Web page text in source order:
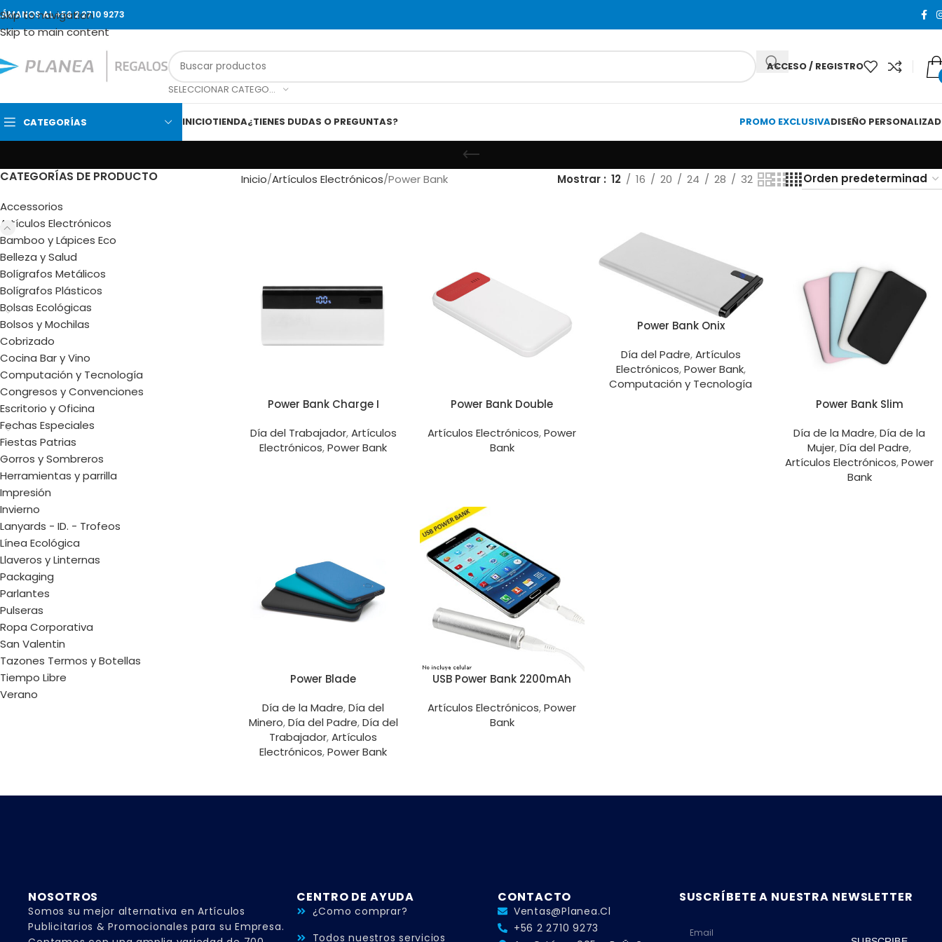
Skip to navigation
Skip to main content
AL +56 2 2710 9273
SELECCIONAR CATEGORÍA
ACCESO / REGISTRO
CATEGORÍAS INICIOTIENDA¿TIENES DUDAS O PREGUNTAS? PROMO EXCLUSIVADISEÑO
CATEGORÍAS DE PRODUCTO
Accessorios
Artículos Electrónicos
Bamboo y Lápices Eco
Belleza y Salud
Bolígrafos Metálicos
Bolígrafos Plásticos
Bolsas Ecológicas
Bolsos y Mochilas
Cobrizado
Cocina Bar y Vino
Computación y Tecnología
Congresos y Convenciones
Escritorio y Oficina
Fechas Especiales
Fiestas Patrias
Gorros y Sombreros
Herramientas y parrilla
Impresión
Invierno
Lanyards - ID. - Trofeos
Línea Ecológica
Llaveros y Linternas
Packaging
Parlantes
Pulseras
Ropa Corporativa
San Valentin
Tazones Termos y Botellas
Tiempo Libre
Verano
Inicio Artículos Electrónicos Power Bank Mostrar 12 16 20 24 28 32
Power Bank Charge I
Día del Trabajador,Artículos
Electrónicos,Power Bank
Power Bank Double
Artículos Electrónicos,Power
Bank
Power Bank Onix
Día del Padre,Artículos
Electrónicos,Power Bank,
Computación y Tecnología
Power Bank Slim
Día de la Madre,Día de la
Mujer,Día del Padre,
Artículos Electrónicos,Power
Bank
Power Blade
Día de la Madre,Día del
Minero,Día del Padre,Día del
Trabajador,Artículos
Electrónicos,Power Bank
USB Power Bank 2200mAh
Artículos Electrónicos,Power
Bank
NOSOTROS
Somos su mejor alternativa en Artículos
Publicitarios & Promocionales para su Empresa.
CENTRO DE AYUDA
¿Como comprar?
Todos nuestros servicios
CONTACTO
Ventas@planea.cl
+56 2 2710 9273
SUSCRÍBETE A NUESTRA NEWSLETTER